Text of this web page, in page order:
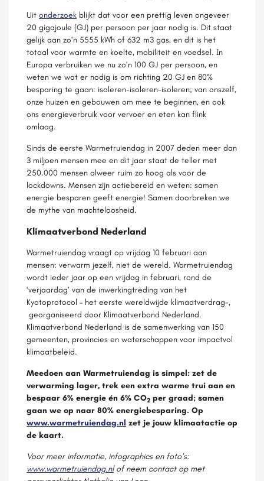
Uit onderzoek blijkt dat voor een prettig leven ongeveer
20 gigajoule (GJ) per persoon per jaar nodig is. Dit staat
gelijk aan zo’n 5555 kWh of 632 m3 gas, en dit is het
totaal voor warmte en koelte, mobiliteit en voedsel. In
Europa verbruiken we nu zo’n 100 GJ per persoon, en
weten we wat er nodig is om richting 20 GJ en 80%
besparing te gaan: isoleren-isoleren-isoleren; van onszelf,
onze huizen en gebouwen om mee te beginnen, en ook
ons energieverbruik voor vervoer en eten kan flink
omlaag.
Sinds de eerste Warmetruiendag in 2007 deden meer dan
3 miljoen mensen mee en dit jaar staat de teller met
250.000 mensen alweer ruim zo hoog als voor de
lockdowns. Mensen zijn actiebereid en weten: samen
energie besparen geeft energie! Samen doorbreken we
de mythe van machteloosheid.
Klimaatverbond Nederland
Warmetruiendag vraagt op vrijdag 10 februari aan
mensen: verwarm jezelf, niet de wereld. Warmetruiendag
wordt ieder jaar op een vrijdag in februari, rond de
‘verjaardag’ van de inwerkingtreding van het
Kyotoprotocol – het eerste wereldwijde klimaatverdrag-,
georganiseerd door Klimaatverbond Nederland.
Klimaatverbond Nederland is de samenwerking van 150
gemeenten, provincies en waterschappen voor impactvol
klimaatbeleid.
Meedoen aan Warmetruiendag is simpel: zet de
verwarming lager, trek een extra warme trui aan en
bespaar 6% energie én 6% CO2 per graad; samen
gaan we op naar 80% energiebesparing. Op
www.warmetruiendag.nl zet je jouw klimaatactie op
de kaart.
Voor meer informatie, infographics en foto’s:
www.warmetruiendag.nlof neem contact op met